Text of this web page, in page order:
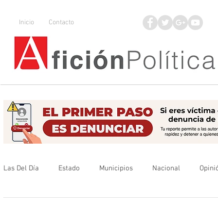
Inicio Contacto
Las Del Día Estado Municipios Nacional